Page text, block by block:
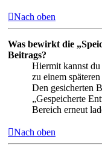
Nach oben
Was bewirkt die
Beitrags?
Hiermit kannst du
zu einem
Den gesicherten
„Gespeicherte
Bereich erneut
Nach oben